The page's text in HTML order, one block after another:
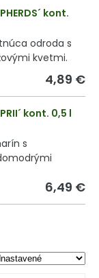
kont.
odroda s
kvetmi.
4,89 €
kont. 0,5 l
s
6,49 €